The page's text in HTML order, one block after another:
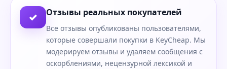
✓ Отзывы реальных покупателей
Все отзывы опубликованы пользователями,
которые совершали покупки в KeyCheap. Мы
модерируем отзывы и удаляем сообщения с
оскорблениями, нецензурной лексикой и